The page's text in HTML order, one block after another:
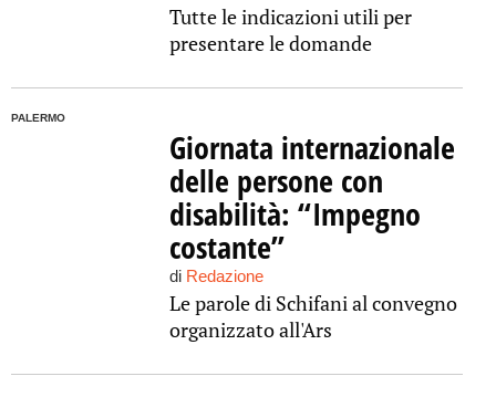
Tutte le indicazioni utili per
presentare le domande
PALERMO
Giornata internazionale
delle persone con
disabilità: “Impegno
costante”
di Redazione
Le parole di Schifani al convegno
organizzato all'Ars